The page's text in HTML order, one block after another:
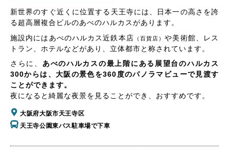
新世界のすぐ近くに位置する天王寺には、日本一の高さを誇
る超高層複合ビルのあべのハルカスがあります。
施設内にはあべのハルカス近鉄本店 （百貨店）や美術館、レス
トラン、ホテルなどがあり、立体都市と称されています。
さらに、 あべのハルカスの最上階にある展望台のハルカス
300からは、大阪の景色を360度のパノラマビューで見渡す
ことができます。
夜になると綺麗な夜景を見ることができ、おすすめです。
大阪府大阪市天王寺区
天王寺公園東バス駐車場で下車